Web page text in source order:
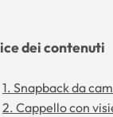
dei contenuti
1. Snapback da
2. Cappello con